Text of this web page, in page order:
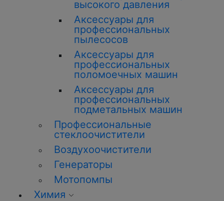
высокого давления
Аксессуары для
профессиональных
пылесосов
Аксессуары для
профессиональных
поломоечных машин
Аксессуары для
профессиональных
подметальных машин
Профессиональные
стеклоочистители
Воздухоочистители
Генераторы
Мотопомпы
Химия